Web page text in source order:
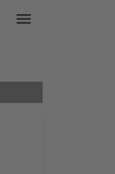
menu